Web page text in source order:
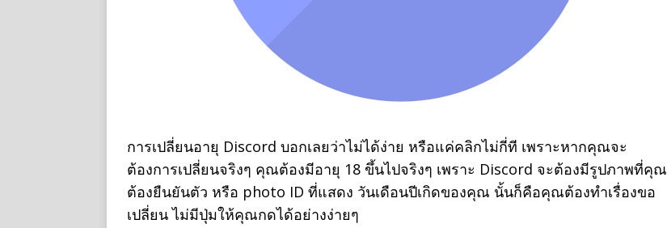
การเปลี่ยนอายุ Discord บอกเลยว่าไม่ได้ง่าย หรือแค่คลิกไม่กี่ที เพราะหากคุณจะ
ต้องการเปลี่ยนจริงๆ คุณต้องมีอายุ 18 ขึ้นไปจริงๆ เพราะ Discord จะต้องมีรูปภาพที่คุณ
ต้องยืนยันตัว หรือ photo ID ที่แสดง วันเดือนปีเกิดของคุณ นั้นก็คือคุณต้องทำเรื่องขอ
เปลี่ยน ไม่มีปุ่มให้คุณกดได้อย่างง่ายๆ